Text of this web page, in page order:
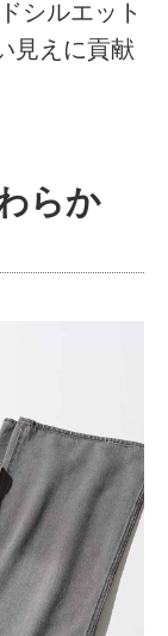
シルエット
見えに貢献
らか